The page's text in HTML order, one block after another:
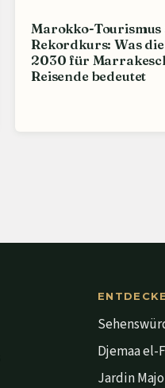
Marokko-Tourismus
Rekordkurs: Was
2030 für
Reisende bedeutet
Djemaa el-
Jardin